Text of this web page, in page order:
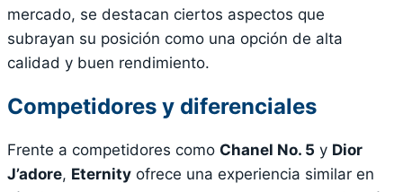
mercado, se destacan ciertos aspectos que
subrayan su posición como una opción de alta
calidad y buen rendimiento.
Competidores y diferenciales
Frente a competidores como Chanel No. 5 y Dior
J’adore, Eternity ofrece una experiencia similar en